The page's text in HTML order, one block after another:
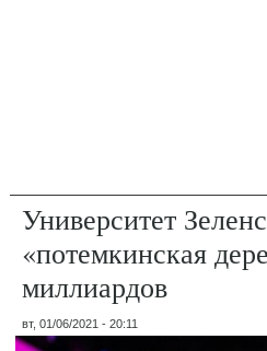
Университет
«потемкинская
миллиардов
вт, 01/06/2021 - 20:11